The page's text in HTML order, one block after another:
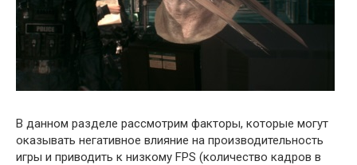
В данном разделе рассмотрим факторы, которые могут
оказывать негативное влияние на производительность
игры и приводить к низкому FPS (количество кадров в